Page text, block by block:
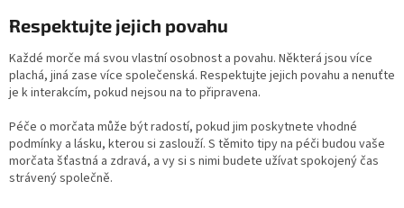
Respektujte jejich povahu
Každé morče má svou vlastní osobnost a povahu. Některá jsou více
plachá, jiná zase více společenská. Respektujte jejich povahu a nenuťte
je k interakcím, pokud nejsou na to připravena.
Péče o morčata může být radostí, pokud jim poskytnete vhodné
podmínky a lásku, kterou si zaslouží. S těmito tipy na péči budou vaše
morčata šťastná a zdravá, a vy si s nimi budete užívat spokojený čas
strávený společně.